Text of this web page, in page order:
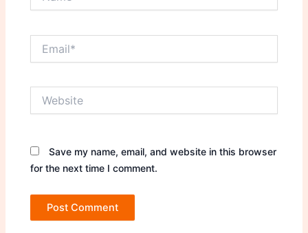
Save my name, email, and website in this browser
for the next time I comment.